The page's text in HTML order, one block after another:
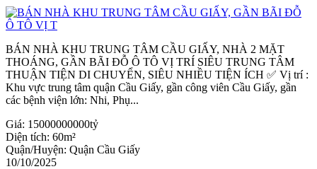
BÁN NHÀ KHU TRUNG TÂM CẦU GIẤY, NHÀ 2 MẶT
THOÁNG, GẦN BÃI ĐỖ Ô TÔ VỊ TRÍ SIÊU TRUNG TÂM
THUẬN TIỆN DI CHUYỂN, SIÊU NHIỀU TIỆN ÍCH ✅ Vị trí :
Khu vực trung tâm quận Cầu Giấy, gần công viên Cầu Giấy, gần
các bệnh viện lớn: Nhi, Phụ...
Giá: 15000000000tỷ
Diện tích: 60m²
Quận/Huyện: Quận Cầu Giấy
10/10/2025